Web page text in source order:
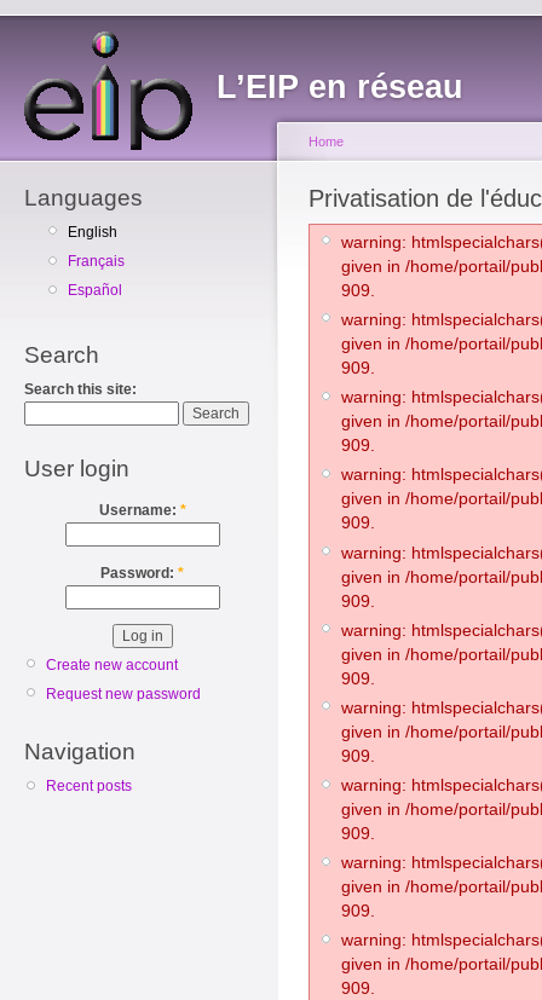
L’EIP en réseau
Languages
English
Français
Español
Search
Search this site:
User login
Username: *
Password: *
Create new account
Request new password
Navigation
Recent posts
Home
Privatisation de
warning:
given in /home/portail/
909.
warning:
given in /home/portail/
909.
warning:
given in /home/portail/
909.
warning:
given in /home/portail/
909.
warning:
given in /home/portail/
909.
warning:
given in /home/portail/
909.
warning:
given in /home/portail/
909.
warning:
given in /home/portail/
909.
warning:
given in /home/portail/
909.
warning:
given in /home/portail/
909.